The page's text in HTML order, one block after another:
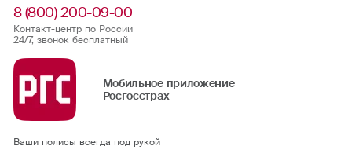
8 (800) 200-09-00
Контакт-центр по России
24/7, звонок бесплатный
Мобильное приложение
Росгосстрах
Ваши полисы всегда под рукой